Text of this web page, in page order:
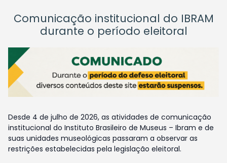
Comunicação institucional do IBRAM
durante o período eleitoral
Desde 4 de julho de 2026, as atividades de comunicação
institucional do Instituto Brasileiro de Museus – Ibram e de
suas unidades museológicas passaram a observar as
restrições estabelecidas pela legislação eleitoral.